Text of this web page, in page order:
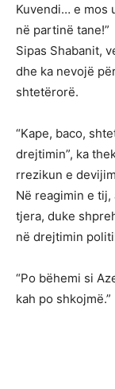
Kuvendi… e mos
në partinë tane!”
Sipas Shabanit,
dhe ka nevojë
shtetërorë.
“Kape, baco,
drejtimin”, ka
rrezikun e
Në reagimin e
tjera, duke
në drejtimin
“Po bëhemi si
kah po shkojmë.”